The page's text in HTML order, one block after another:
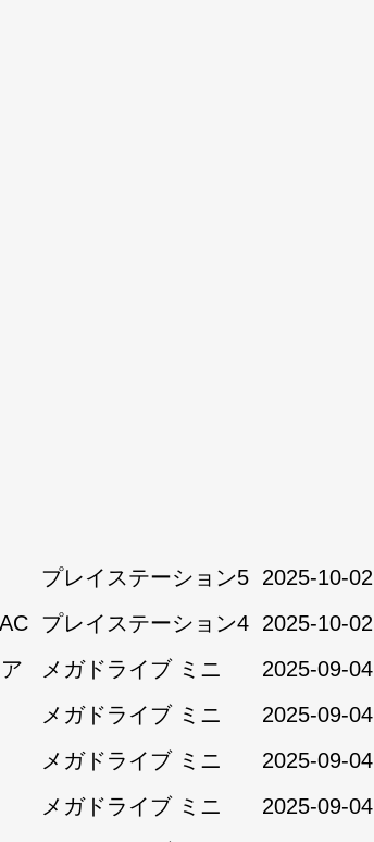
プレイステーション5 2025-10-02
プレイステーション4 2025-10-02
メガドライブ ミニ
2025-09-04
メガドライブ ミニ
2025-09-04
メガドライブ ミニ
2025-09-04
メガドライブ ミニ
2025-09-04